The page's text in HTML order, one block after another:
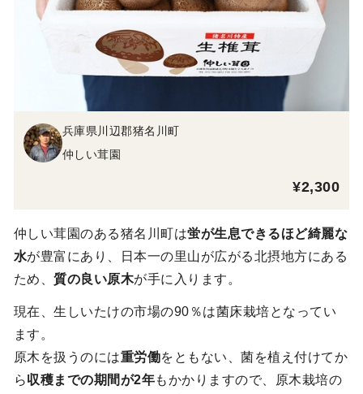
兵庫県川辺郡猪名川町
仲しい茸園
¥2,300
仲しい茸園のある猪名川町は蛍が生息できるほど綺麗な
水が豊富にあり、日本一の里山が広がる北摂地方にある
ため、質の良い原木が手に入ります。
現在、生しいたけの市場の90％は菌床栽培となってい
ます。
原木を扱うのには重労働をともない、菌を植え付けてか
ら収穫までの期間が2年もかかりますので、原木栽培の